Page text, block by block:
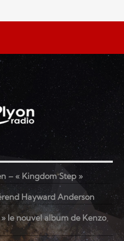
– « Kingdom Step »
Hayward Anderson
le nouvel album de Kenzo